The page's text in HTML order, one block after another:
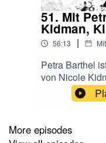
51. Mit
Kidman,
56:13 |
Petra Barthel
von Nicole
Einstieg in die
einer
More episodes